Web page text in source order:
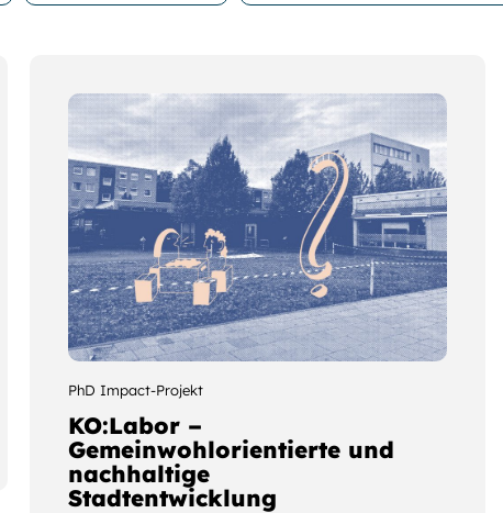
PhD Impact-Projekt
KO:Labor –
Gemeinwohlorientierte und
nachhaltige
Stadtentwicklung